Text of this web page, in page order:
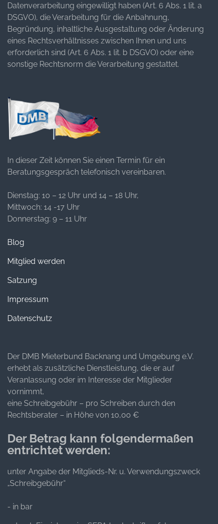
Datenverarbeitung eingewilligt haben (Art. 6 Abs. 1 lit. a
DSGVO), die Verarbeitung für die Anbahnung,
Begründung, inhaltliche Ausgestaltung oder Änderung
eines Rechtsverhältnisses zwischen Ihnen und uns
erforderlich sind (Art. 6 Abs. 1 lit. b DSGVO) oder eine
sonstige Rechtsnorm die Verarbeitung gestattet.
In dieser Zeit können Sie einen Termin für ein
Beratungsgespräch telefonisch vereinbaren.
Dienstag: 10 – 12 Uhr und 14 – 18 Uhr,
Mittwoch: 14 -17 Uhr
Donnerstag: 9 – 11 Uhr
Blog
Mitglied werden
Satzung
Impressum
Datenschutz
Der DMB Mieterbund Backnang und Umgebung e.V.
erhebt als zusätzliche Dienstleistung, die er auf
Veranlassung oder im Interesse der Mitglieder
vornimmt,
eine Schreibgebühr – pro Schreiben durch den
Rechtsberater – in Höhe von 10,00 €
Der Betrag kann folgendermaßen
entrichtet werden:
unter Angabe der Mitglieds-Nr. u. Verwendungszweck
„Schreibgebühr“
- in bar